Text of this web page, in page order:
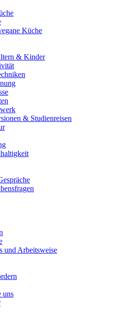
Küche
& Kinder
& Studienreisen
und Arbeitsweise
uns